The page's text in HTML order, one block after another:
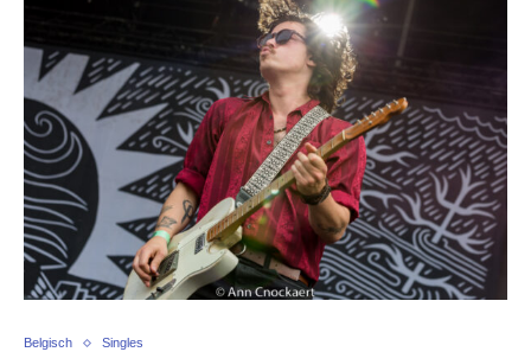
Belgisch Singles